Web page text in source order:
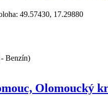
49.57430, 17.29880
- Benzín)
Olomoucký